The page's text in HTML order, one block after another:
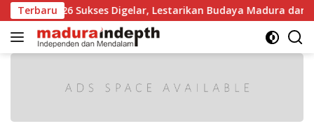
Langsung
ke
konten
Terbaru
2026 Sukses Digelar, Lestarikan Budaya Madura dan